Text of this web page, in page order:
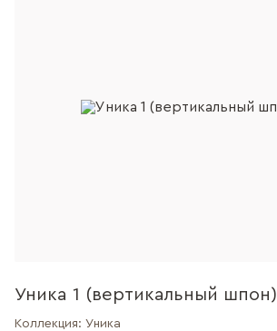
Уника 1 (вертикальный шпон)
Коллекция: Уника